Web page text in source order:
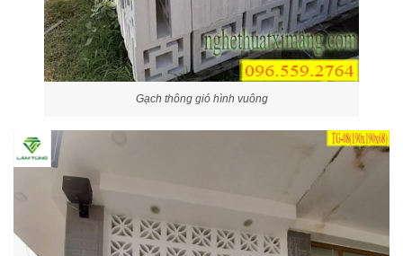
Gạch thông gió hình vuông